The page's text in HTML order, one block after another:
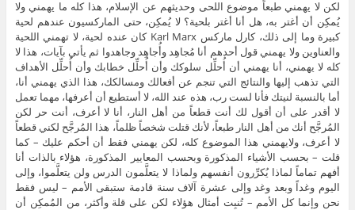
لكن لا يهمني طبعاً موضوع اللحى وحديثهم عن الإسلام، هذا كله ما يهمني ولا
يُمكِن أن أغتر به، هل أنا أغتر بلحية؟ لا يُمكِن، حتى الماركسيون عندهم لحية
كبيرة وما إلى ذلك، كارل ماركس Karl Marx كان عنده لحية، لا تهمني اللحية
والعناوين ولا يهمني قول أحدهم أنا مُجاهِد وأُجاهِد وجاهدوا ثم يأتي بآيات، هذا لا
كله لا يهمني، أنا يهمني أن أُحلِّل سلوكك وأن أُحلِّل خطابك وأن أُحلِّل الأهداف
التي تذهب إليها والنتائج التي تنجم عن أفعالك ومسالكك، هذا الذي يهمني أنا،
أما بالنسبة لنيتك فأنا لست رب، هذه عند الله، لا أستطيع أن أعرفها، مهما تعمل
لا أقدر على أن أقول لك أنت قطعاً من أهل النار، أنا لا أعرف، أنت حر لكن
المُرجَّح أنك من أهل النار طبعاً، لأنك قتلت شخصاً ظلماً، هذا المُرجَّح لكني قطعاً
لا أعرف، ولايهمني هذا الموضوع كله، لكن يهمني فقط أن أحكم عليك – كما
قلت – بحسب الأشياء المذكورة وبحسب المعايير المذكورة، هؤلاء بالذات أنا
أفهم تماماً لماذا يُكرِّرون أنفسهم ولماذا لا يتعلَّمون الدرس ولن يتعلَّموا، وإلى
اليوم وغداً وبعد وغد وإلى عشرة آلاف سنة قادمة ستبقى الأمم – ليس فقط
نحن وإنما كل الأمم – تُنبِت أمثال هؤلاء لكن على قلة وأكثر، من المُمكِن أن